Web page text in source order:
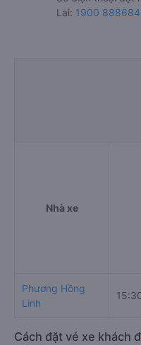
Lai: 1900 888684
Nhà xe
Phương Hồng
Linh
Cách đặt vé xe khách